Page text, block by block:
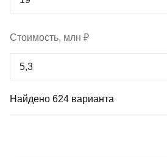
Стоимость, млн ₽
Найдено 624 варианта